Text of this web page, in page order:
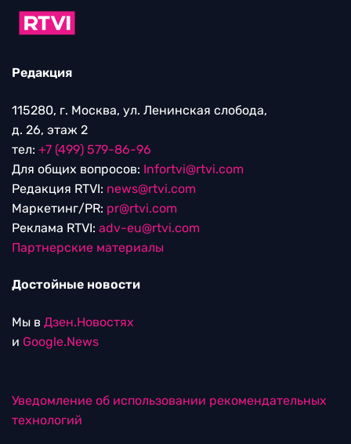
Редакция
115280, г. Москва, ул. Ленинская слобода,
д. 26, этаж 2
тел: +7 (499) 579-86-96
Для общих вопросов: Infortvi@rtvi.com
Редакция RTVI: news@rtvi.com
Маркетинг/PR: pr@rtvi.com
Реклама RTVI: adv-eu@rtvi.com
Партнерские материалы
Достойные новости
Мы в Дзен.Новостях
и Google.News
Уведомление об использовании рекомендательных
технологий